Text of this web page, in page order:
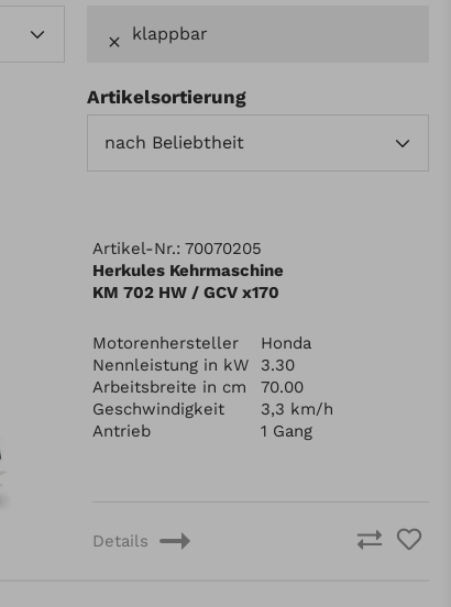
klappbar
Artikelsortierung
Artikel-Nr.: 70070205
Herkules Kehrmaschine
KM 702 HW / GCV x170
Motorenhersteller
Honda
Nennleistung in kW
3.30
Arbeitsbreite in cm
70.00
Geschwindigkeit
3,3 km/h
Antrieb
1 Gang
Details